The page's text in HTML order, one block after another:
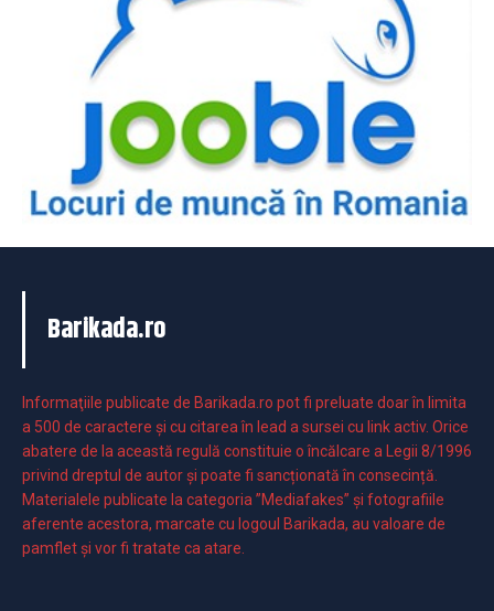
Barikada.ro
Informaţiile publicate de Barikada.ro pot fi preluate doar în limita
a 500 de caractere şi cu citarea în lead a sursei cu link activ. Orice
abatere de la această regulă constituie o încălcare a Legii 8/1996
privind dreptul de autor și poate fi sancționată în consecință.
Materialele publicate la categoria ”Mediafakes” și fotografiile
aferente acestora, marcate cu logoul Barikada, au valoare de
pamflet și vor fi tratate ca atare.